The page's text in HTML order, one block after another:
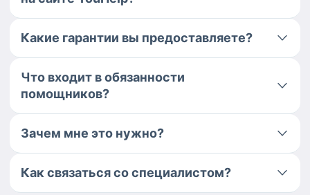
Какие гарантии вы предоставляете?
Что входит в обязанности
помощников?
Зачем мне это нужно?
Как связаться со специалистом?